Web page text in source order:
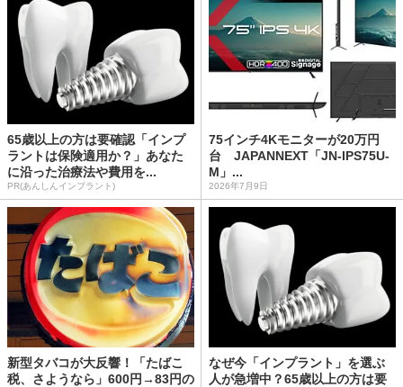
65歳以上の方は要確認「インプ
ラントは保険適用か？」あなた
に沿った治療法や費用を...
PR(あんしんインプラント)
75インチ4Kモニターが20万円
台 JAPANNEXT「JN-IPS75U-
M」...
2026年7月9日
新型タバコが大反響！「たばこ
税、さようなら」600円→83円の
なぜ今「インプラント」を選ぶ
人が急増中？65歳以上の方は要